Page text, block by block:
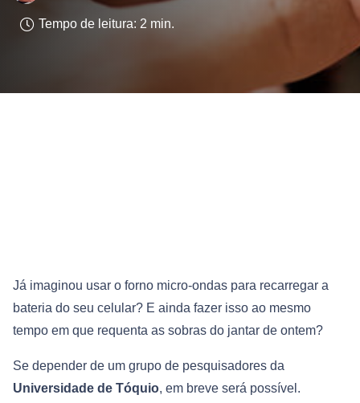
Tempo de leitura: 2 min.
Já imaginou usar o forno micro-ondas para recarregar a
bateria do seu celular? E ainda fazer isso ao mesmo
tempo em que requenta as sobras do jantar de ontem?
Se depender de um grupo de pesquisadores da
Universidade de Tóquio, em breve será possível.